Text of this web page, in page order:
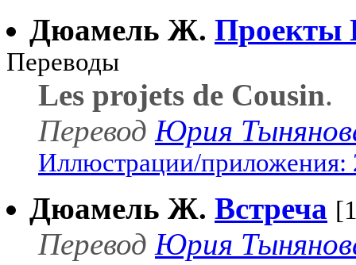
Дюамель Ж. Проекты
Переводы
Les projets de Cousin.
Перевод Юрия
Иллюстрации/приложения:
Дюамель Ж. Встреча
Перевод Юрия